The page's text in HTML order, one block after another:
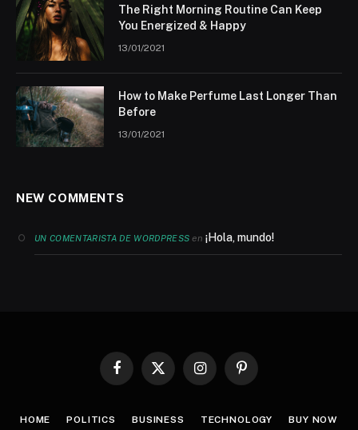
The Right Morning Routine Can Keep
You Energized & Happy
13/01/2021
How to Make Perfume Last Longer Than
Before
13/01/2021
NEW COMMENTS
UN COMENTARISTA DE WORDPRESS en¡Hola, mundo!
Facebook
X
InstagramPinterest
HOME POLITICS BUSINESS TECHNOLOGY BUY NOW